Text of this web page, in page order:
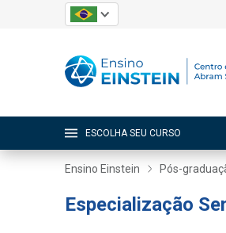
ESCOLHA SEU CURSO
Ensino Einstein Pós-
Especialização